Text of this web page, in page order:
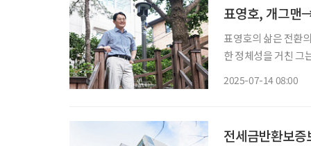
표영호, 개그맨
표영호의 삶은 전환
한 정체성을 거친 그
2025-07-14 08:00
전세금반환보